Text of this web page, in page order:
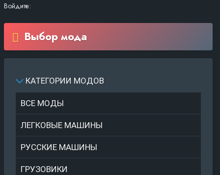
Войдите:
Выбор мода
КАТЕГОРИИ МОДОВ
ВСЕ МОДЫ
ЛЕГКОВЫЕ МАШИНЫ
РУССКИЕ МАШИНЫ
ГРУЗОВИКИ